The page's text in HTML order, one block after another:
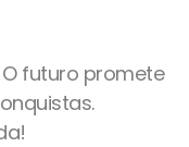
futuro promete